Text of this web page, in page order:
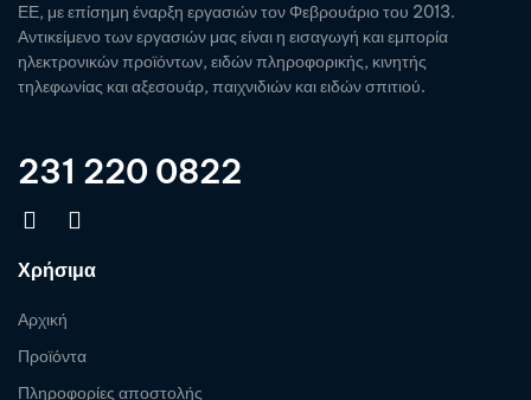
ΕΕ, με επίσημη έναρξη εργασιών τον Φεβρουάριο του 2013.
Αντικείμενο των εργασιών μας είναι η εισαγωγή και εμπορία
ηλεκτρονικών προϊόντων, ειδών πληροφορικής, κινητής
τηλεφωνίας και αξεσουάρ, παιχνιδιών και ειδών σπιτιού.
231 220 0822
Χρήσιμα
Αρχική
Προϊόντα
Πληροφορίες αποστολής